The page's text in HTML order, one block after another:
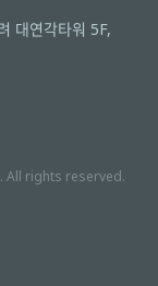
대연각타워 5F,
All rights reserved.